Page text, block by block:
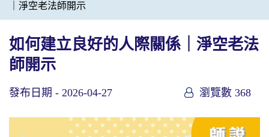
｜淨空老法師開示
如何建立良好的人際關係｜淨空老法
師開示
發布日期 - 2026-04-27 瀏覽數 368